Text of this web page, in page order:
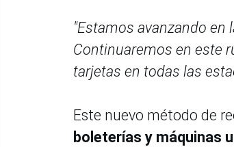
"Estamos avanzando
Continuaremos en este
tarjetas en todas las
Este nuevo método de
boleterías y máquinas